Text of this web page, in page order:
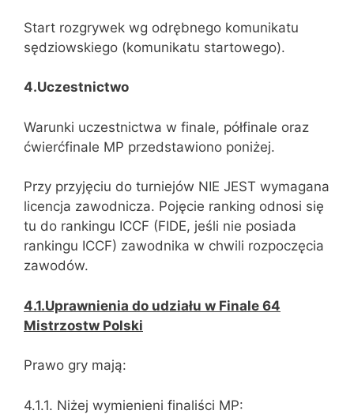
Start rozgrywek wg odrębnego komunikatu
sędziowskiego (komunikatu startowego).
4.Uczestnictwo
Warunki uczestnictwa w finale, półfinale oraz
ćwierćfinale MP przedstawiono poniżej.
Przy przyjęciu do turniejów NIE JEST wymagana
licencja zawodnicza. Pojęcie ranking odnosi się
tu do rankingu ICCF (FIDE, jeśli nie posiada
rankingu ICCF) zawodnika w chwili rozpoczęcia
zawodów.
4.1.Uprawnienia do udziału w Finale 64
Mistrzostw Polski
Prawo gry mają:
4.1.1. Niżej wymienieni finaliści MP: